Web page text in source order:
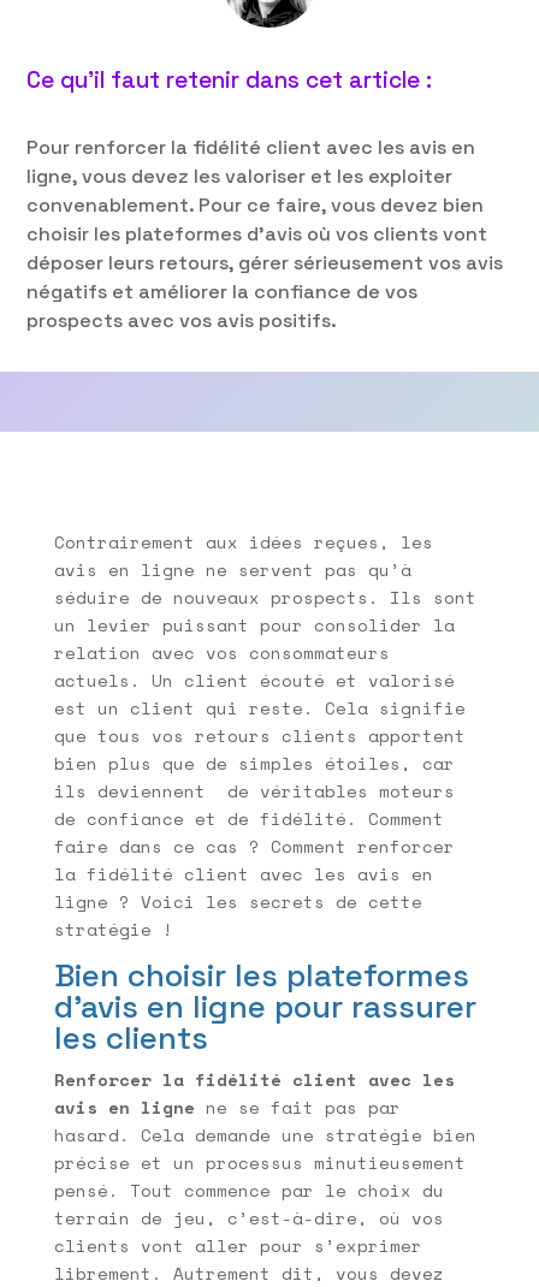
Ce qu’il faut retenir dans cet article :
Pour renforcer la fidélité client avec les avis en
ligne, vous devez les valoriser et les exploiter
convenablement. Pour ce faire, vous devez bien
choisir les plateformes d’avis où vos clients vont
déposer leurs retours, gérer sérieusement vos avis
négatifs et améliorer la confiance de vos
prospects avec vos avis positifs.
Contrairement aux idées reçues, les
avis en ligne ne servent pas qu’à
séduire de nouveaux prospects. Ils sont
un levier puissant pour consolider la
relation avec vos consommateurs
actuels. Un client écouté et valorisé
est un client qui reste. Cela signifie
que tous vos retours clients apportent
bien plus que de simples étoiles, car
ils deviennent de véritables moteurs
de confiance et de fidélité. Comment
faire dans ce cas ? Comment renforcer
la fidélité client avec les avis en
ligne ? Voici les secrets de cette
stratégie !
Bien choisir les plateformes
d’avis en ligne pour rassurer
les clients
Renforcer la fidélité client avec les
avis en ligne ne se fait pas par
hasard. Cela demande une stratégie bien
précise et un processus minutieusement
pensé. Tout commence par le choix du
terrain de jeu, c’est-à-dire, où vos
clients vont aller pour s’exprimer
librement. Autrement dit, vous devez